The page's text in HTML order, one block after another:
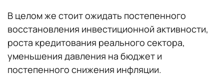
В целом же стоит ожидать постепенного
восстановления инвестиционной активности,
роста кредитования реального сектора,
уменьшения давления на бюджет и
постепенного снижения инфляции.